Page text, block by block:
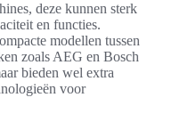
deze kunnen sterk
en functies.
modellen tussen
zoals AEG en Bosch
bieden wel extra
voor